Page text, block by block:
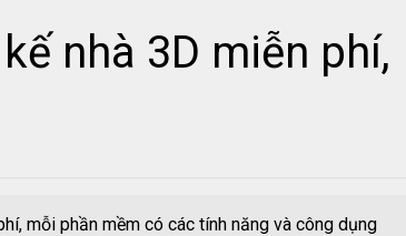
nhà 3D miễn phí,
mỗi phần mềm có các tính năng và công dụng